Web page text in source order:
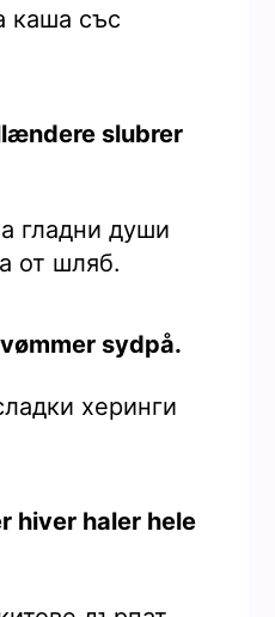
каша със
slubrer
гладни души
от шляб.
sydpå.
херинги
hiver haler hele